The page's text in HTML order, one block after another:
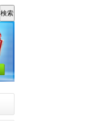
検索